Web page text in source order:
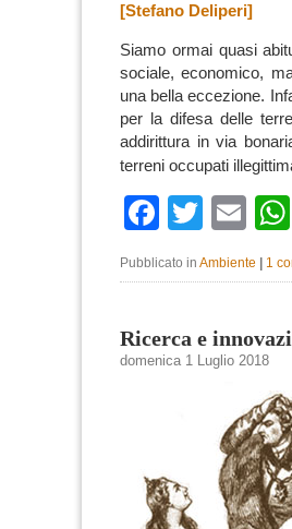
[Stefano Deliperi]
Siamo ormai quasi
sociale, economico,
una bella eccezione.
per la difesadelle
addirittura in via
terreni occupati
Facebook
Twitter
Pubblicato in Ambiente 1
Ricerca e
domenica 1 Luglio 2018